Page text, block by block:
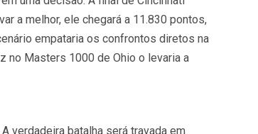
a melhor, ele chegará a 11.830 pontos,
empataria os confrontos diretos na
no Masters 1000 de Ohio o levaria a
verdadeira batalha será travada em